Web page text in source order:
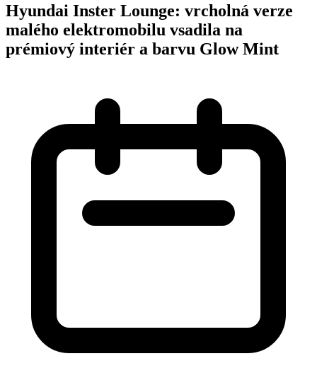
Hyundai Inster Lounge: vrcholná verze
malého elektromobilu vsadila na
prémiový interiér a barvu Glow Mint